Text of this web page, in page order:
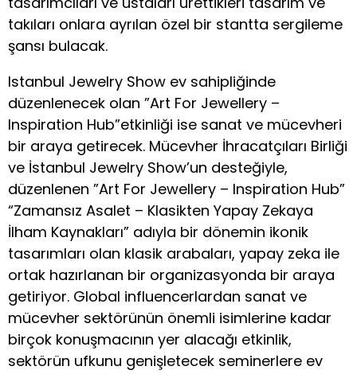
takıları onlara ayrılan özel bir stantta sergileme
şansı bulacak.
Istanbul Jewelry Show ev sahipliğinde
düzenlenecek olan ”Art For Jewellery –
Inspiration Hub”etkinliği ise sanat ve mücevheri
bir araya getirecek. Mücevher İhracatçıları Birliği
ve İstanbul Jewelry Show’un desteğiyle,
düzenlenen ”Art For Jewellery – Inspiration Hub”
“Zamansız Asalet – Klasikten Yapay Zekaya
İlham Kaynakları” adıyla bir dönemin ikonik
tasarımları olan klasik arabaları, yapay zeka ile
ortak hazırlanan bir organizasyonda bir araya
getiriyor. Global influencerlardan sanat ve
mücevher sektörünün önemli isimlerine kadar
birçok konuşmacının yer alacağı etkinlik,
sektörün ufkunu genişletecek seminerlere ev